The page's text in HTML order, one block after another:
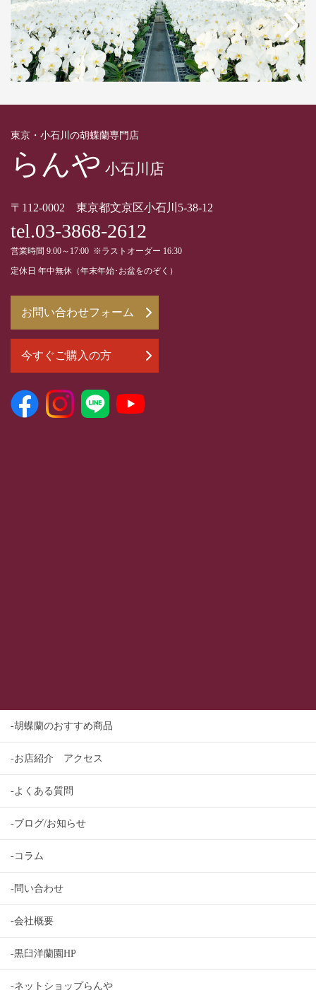
東京・小石川の胡蝶蘭専門店
らんや 小石川店
〒112-0002 東京都文京区小石川5-38-12
tel.03-3868-2612
営業時間 9:00～17:00 ※ラストオーダー 16:30
定休日 年中無休（年末年始･お盆をのぞく）
お問い合わせフォーム
今すぐご購入の方
-胡蝶蘭のおすすめ商品
-お店紹介 アクセス
-よくある質問
-ブログ/お知らせ
-コラム
-問い合わせ
-会社概要
-黒臼洋蘭園HP
-ネットショップらんや